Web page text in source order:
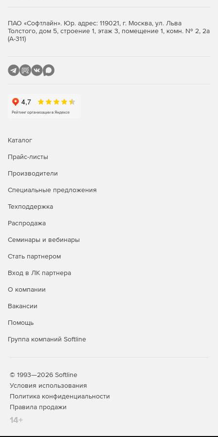
трансформация облаков точек по абсолютным и
относительным опорным точкам;
отдельными его слоями;
фильтрация облака точек по порогу различных
расчет нормалей для точек облака;
создание матриц высот по облакам точек;
адаптивное прореживание облака точек и построение
сохранение и использование пользовательских
обработки облаков точек;
распознавание точечных и линейных объектов
ситуации и создание по ним топографических
вертикальных сечениях;
интерактивной проверкой результатов;
создание растровых изображений по облакам точек;
ПАО «Софтлайн». Юр. адрес: 119021, г. Москва, ул. Льва
Толстого, дом 5, строение 1, этаж 3, помещение 1, комн. № 2, 2а
(А-311)
Каталог
Прайс-листы
Производители
Специальные предложения
Техподдержка
Распродажа
Семинары и вебинары
Стать партнером
Вход в ЛК партнера
О компании
Вакансии
Помощь
Группа компаний Softline
© 1993—2026 Softline
Условия использования
Политика конфиденциальности
Правила продажи
14+